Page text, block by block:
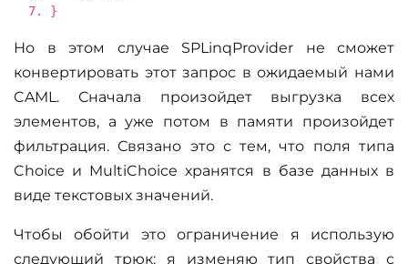
}
Но в этом случае SPLinqProvider не сможет
конвертировать этот запрос в ожидаемый нами
CAML. Сначала произойдет выгрузка всех
элементов, а уже потом в памяти произойдет
фильтрация. Связано это с тем, что поля типа
Choice и MultiChoice хранятся в базе данных в
виде текстовых значений.
Чтобы обойти это ограничение я использую
следующий трюк: я изменяю тип свойства с